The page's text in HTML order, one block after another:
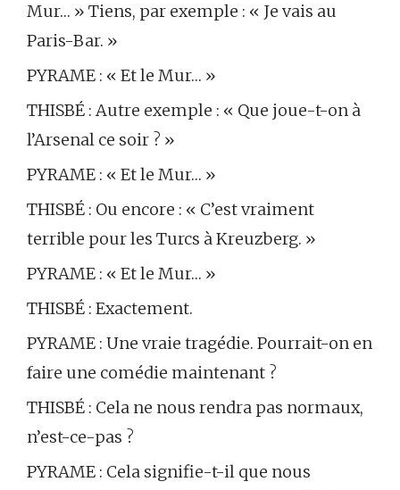
Mur… » Tiens, par exemple : « Je vais au
Paris-Bar. »
PYRAME : « Et le Mur… »
THISBÉ : Autre exemple : « Que joue-t-on à
l’Arsenal ce soir ? »
PYRAME : « Et le Mur… »
THISBÉ : Ou encore : « C’est vraiment
terrible pour les Turcs à Kreuzberg. »
PYRAME : « Et le Mur… »
THISBÉ : Exactement.
PYRAME : Une vraie tragédie. Pourrait-on en
faire une comédie maintenant ?
THISBÉ : Cela ne nous rendra pas normaux,
n’est-ce-pas ?
PYRAME : Cela signifie-t-il que nous